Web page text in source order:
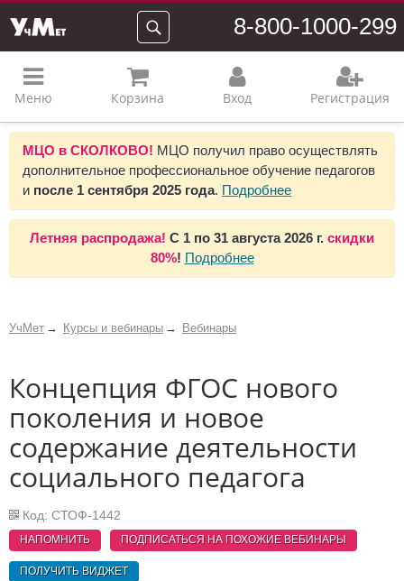
8-800-1000-299
Меню Корзина Вход Регистрация
МЦО в СКОЛКОВО! МЦО получил право осуществлять
дополнительное профессиональное обучение педагогов
и после 1 сентября 2025 года. Подробнее
Летняя распродажа! С 1 по 31 августа 2026 г. скидки
80%! Подробнее
УчМет Курсы и вебинары Вебинары
Концепция ФГОС нового
поколения и новое
содержание деятельности
социального педагога
Код: СТОФ-1442
НАПОМНИТЬ ПОДПИСАТЬСЯ НА ПОХОЖИЕВЕБИНАРЫ
ПОЛУЧИТЬ ВИДЖЕТ